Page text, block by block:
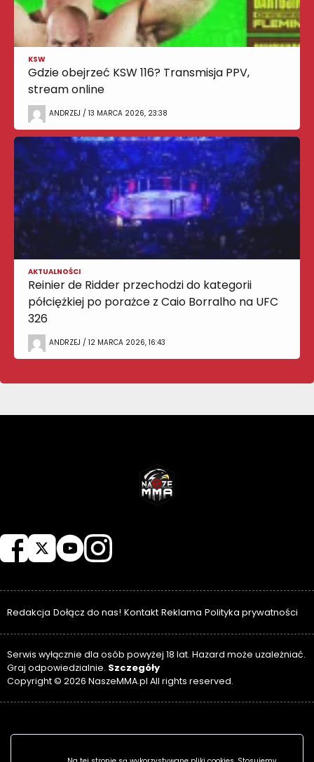
KSW
Gdzie obejrzeć KSW 116? Transmisja PPV,
stream online
ANDRZEJ / 13 MARCA 2026, 23:38
AKTUALNOŚCI
Reinier de Ridder przechodzi do kategorii
półciężkiej po porażce z Caio Borralho na UFC
326
ANDRZEJ / 12 MARCA 2026, 16:43
Redakcja Dołącz do nas! Kontakt Reklama Polityka prywatności
Serwis wyłącznie dla osób powyżej 18 lat. Hazard może uzależniać.
Graj odpowiedzialnie. Szczegóły
Copyright © 2026 NaszeMMA.pl All rights reserved.